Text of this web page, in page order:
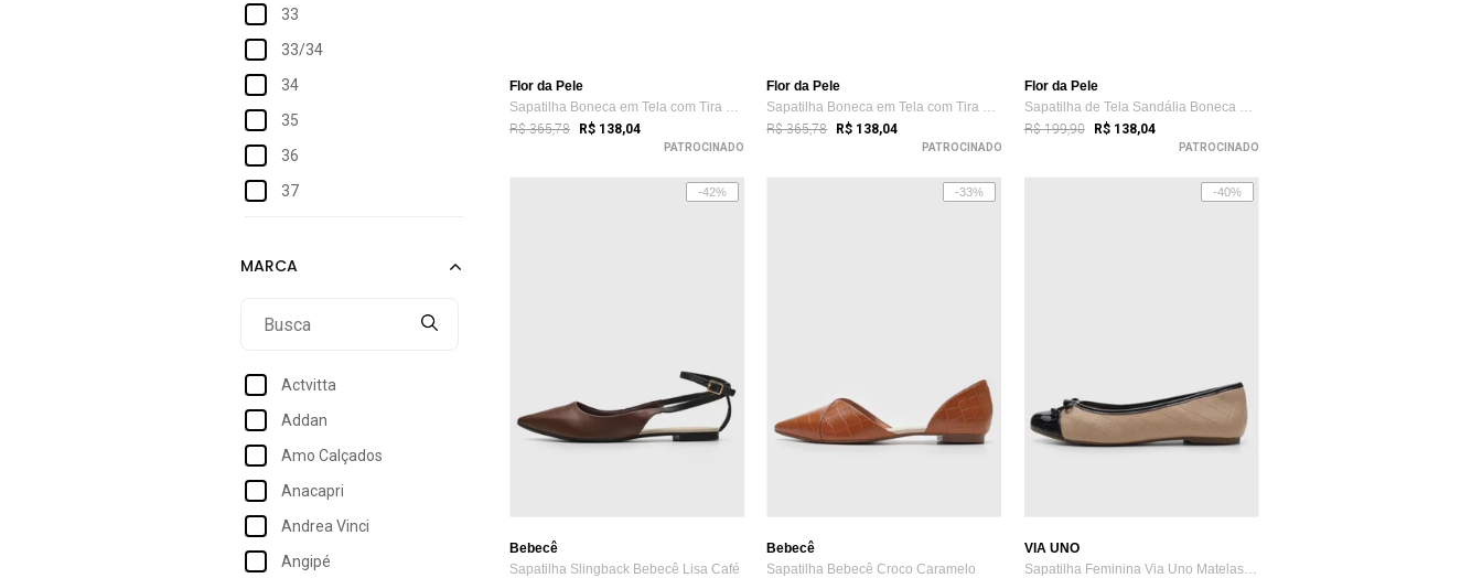
33
33/34
34
35
36
37
39
40
Actvitta
Addan
Amo Calçados
Anacapri
Andrea Vinci
Angipé
Flor da Pele
Sapatilha Boneca em Tela com Tira de Fiv...
R$ 365,78 R$ 138,04
PATROCINADO
Flor da Pele
Sapatilha Boneca em Tela com Tira de Fiv...
R$ 365,78 R$ 138,04
PATROCINADO
Flor da Pele
Sapatilha de Tela Sandália Boneca Delica...
R$ 199,90 R$ 138,04
PATROCINADO
-42%
Bebecê
Sapatilha Slingback Bebecê Lisa Café
-33%
Bebecê
Sapatilha Bebecê Croco Caramelo
-40%
VIA UNO
Sapatilha Feminina Via Uno Matelassê Bicolor Nude